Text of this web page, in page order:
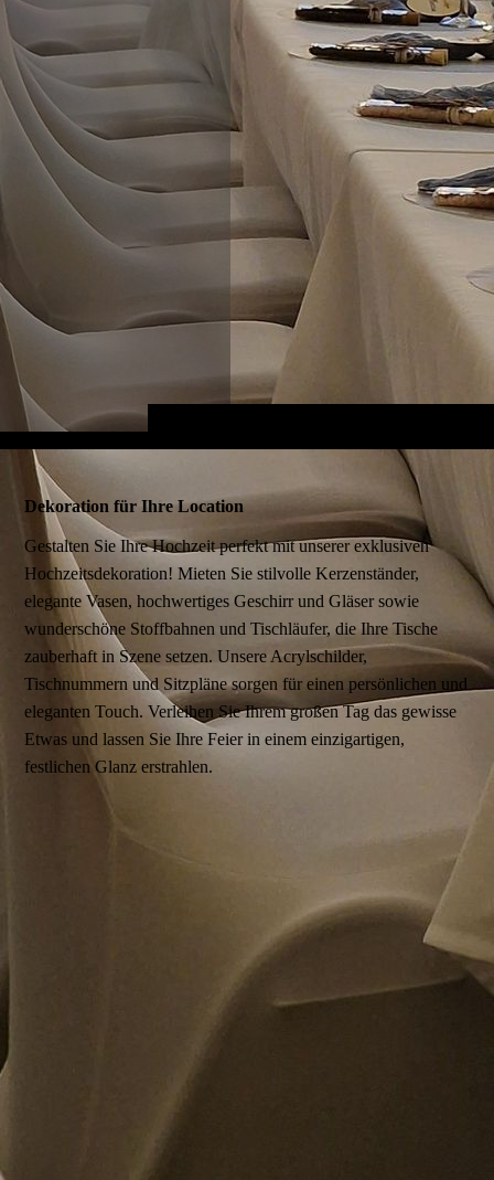
Dekoration für Ihre Location
Gestalten Sie Ihre Hochzeit perfekt mit unserer exklusiven
Hochzeitsdekoration! Mieten Sie stilvolle Kerzenständer,
elegante Vasen, hochwertiges Geschirr und Gläser sowie
wunderschöne Stoffbahnen und Tischläufer, die Ihre Tische
zauberhaft in Szene setzen. Unsere Acrylschilder,
Tischnummern und Sitzpläne sorgen für einen persönlichen und
eleganten Touch. Verleihen Sie Ihrem großen Tag das gewisse
Etwas und lassen Sie Ihre Feier in einem einzigartigen,
festlichen Glanz erstrahlen.